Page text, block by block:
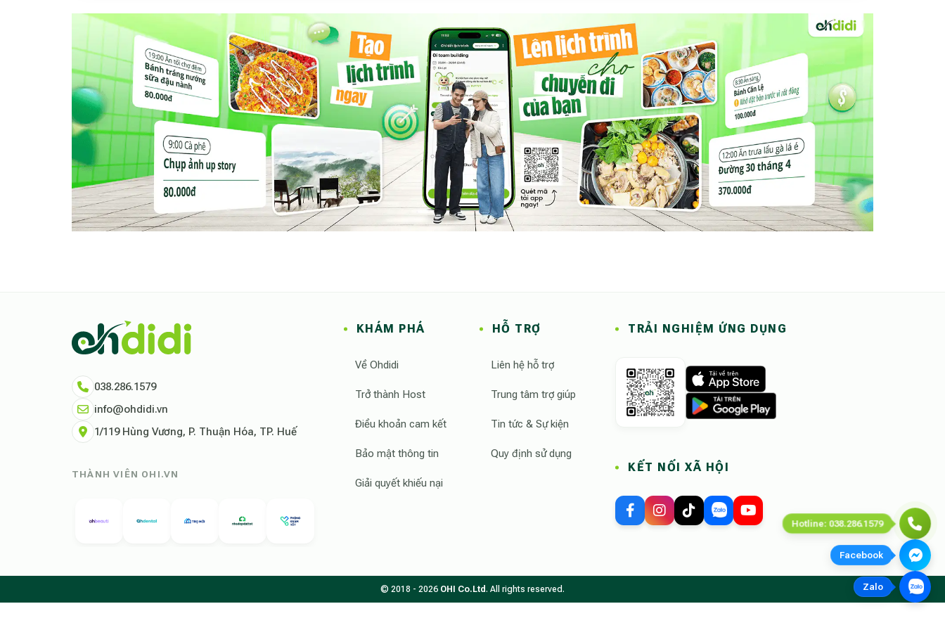
Du khách nước ngoài muốn tận hưởng phố cổ trong một không gian sống đậm chất bản địa
Người dân thủ đô cần một nơi “đi trốn” ngắn ngày mà không phải rời khỏi thành phố
Nơi lưu trú đáng nhớ giữa lòng thủ đô
Không chỉ là một homestay, Homestay Annam Maison - 502 còn là một phần của trải nghiệm Hà Nội –
nơi bạn có thể cảm nhận nhịp sống, văn hóa và hơi thở của phố cổ từ chính căn phòng nghỉ của mình.
Homestay Annam Maison - 502 là điểm dừng chân lý tưởng cho những ai yêu thích sự kết hợp giữa cổ
điển và hiện đại, giữa tiện nghi và cảm xúc, giữa khám phá và nghỉ ngơi. Nếu bạn đang lên kế hoạch cho
một chuyến đi tới Hà Nội, hãy để kỳ nghỉ của mình bắt đầu tại đây – một không gian thật sự đáng nhớ
ngay giữa lòng thủ đô.
038.286.1579
info@ohdidi.vn
1/119 Hùng Vương, P. Thuận Hóa, TP. Huế
THÀNH VIÊN OHI.VN
KHÁM PHÁ
Về Ohdidi
Trở thành Host
Điều khoản cam kết
Bảo mật thông tin
Giải quyết khiếu nại
HỖ TRỢ
Liên hệ hỗ trợ
Trung tâm trợ giúp
Tin tức & Sự kiện
Quy định sử dụng
TRẢI NGHIỆM ỨNG DỤNG
KẾT NỐI XÃ HỘI
© 2018 - 2026 OHI Co.Ltd. All rights reserved.
Hotline: 038.286.1579
Facebook
Zalo